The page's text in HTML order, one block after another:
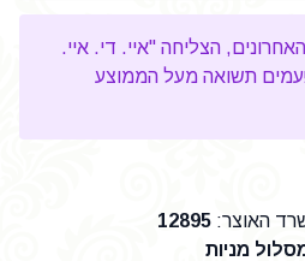
האחרונים, הצליחה "איי. די. איי.
תשואה מעל הממוצע
האוצר:
12895
מניות